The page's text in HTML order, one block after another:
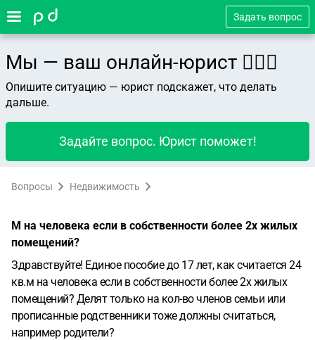
Задать вопрос
Мы — ваш онлайн-юрист 👨🏻‍⚖️
Опишите ситуацию — юрист подскажет, что делать
дальше.
Задайте вопрос. Юрист поможет!
Вопросы Недвижимость
М на человека если в собственности более 2х жилых
помещений?
Здравствуйте! Единое пособие до 17 лет, как считается 24
кв.м на человека если в собственности более 2х жилых
помещений? Делят только на кол-во членов семьи или
прописанные родственники тоже должны считаться,
например родители?